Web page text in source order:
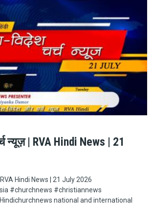
न्यूज़ | RVA Hindi News | 21
RVA Hindi News | 21 July 2026
#churchnews​​​​​ #christiannews​​​​​
national and international